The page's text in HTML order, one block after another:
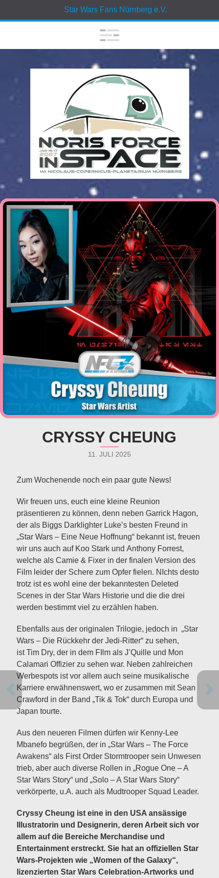
Star Wars Fans Nürnberg e.V.
CRYSSY CHEUNG
11. JULI 2025
Zum Wochenende noch ein paar gute News!
Wir freuen uns, euch eine kleine Reunion
präsentieren zu können, denn neben Garrick Hagon,
der als Biggs Darklighter Luke’s besten Freund in
„Star Wars – Eine Neue Hoffnung“ bekannt ist, freuen
wir uns auch auf Koo Stark und Anthony Forrest,
welche als Camie & Fixer in der finalen Version des
Film leider der Schere zum Opfer fielen. NIchts desto
trotz ist es wohl eine der bekanntesten Deleted
Scenes in der Star Wars Historie und die die drei
werden bestimmt viel zu erzählen haben.
Ebenfalls aus der originalen Trilogie, jedoch in „Star
Wars – Die Rückkehr der Jedi-Ritter“ zu sehen,
ist Tim Dry, der in dem FIlm als J’Quille und Mon
Calamari Offizier zu sehen war. Neben zahlreichen
Werbespots ist vor allem auch seine musikalische
Karriere erwähnenswert, wo er zusammen mit Sean
Crawford in der Band „Tik & Tok“ durch Europa und
Japan tourte.
Aus den neueren Filmen dürfen wir Kenny-Lee
Mbanefo begrüßen, der in „Star Wars – The Force
Awakens“ als First Order Stormtrooper sein Unwesen
trieb, aber auch diverse Rollen in „Rogue One – A
Star Wars Story“ und „Solo – A Star Wars Story“
verkörperte, u.A. auch als Mudtrooper Squad Leader.
Cryssy Cheung ist eine in den USA ansässige
Illustratorin und Designerin, deren Arbeit sich vor
allem auf die Bereiche Merchandise und
Entertainment erstreckt. Sie hat an offiziellen Star
Wars-Projekten wie „Women of the Galaxy“,
lizenzierten Star Wars Celebration-Artworks und